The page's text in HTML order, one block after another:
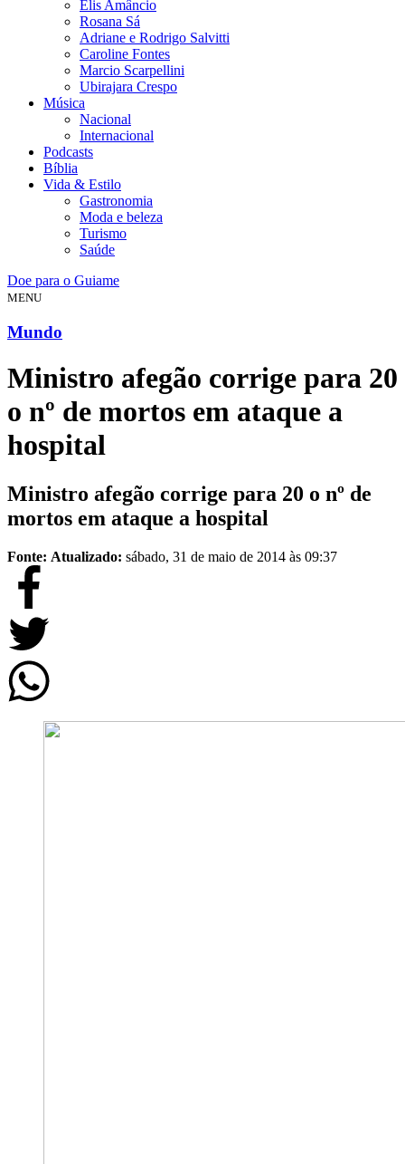
Elis Amâncio
Rosana Sá
Adriane e Rodrigo Salvitti
Caroline Fontes
Marcio Scarpellini
Ubirajara Crespo
Música
Nacional
Internacional
Podcasts
Bíblia
Vida & Estilo
Gastronomia
Moda e beleza
Turismo
Saúde
Doe para o Guiame
MENU
Mundo
Ministro afegão corrige para 20
o nº de mortos em ataque a
hospital
Ministro afegão corrige para 20 o nº de
mortos em ataque a hospital
Fonte: Atualizado: sábado, 31 de maio de 2014 às 09:37